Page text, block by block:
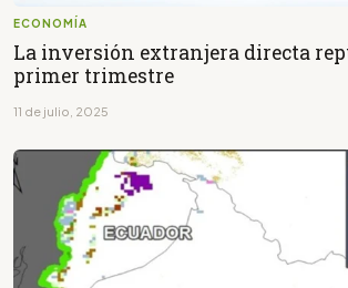
ECONOMÍA
La inversión extranjera directa
primer trimestre
11 de julio, 2025